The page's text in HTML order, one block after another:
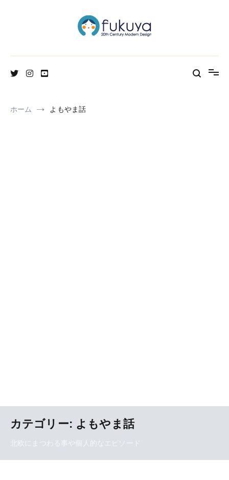
ホーム よもやま話
カテゴリー: よもやま話
北欧にまつわる事や個人的なエピソード